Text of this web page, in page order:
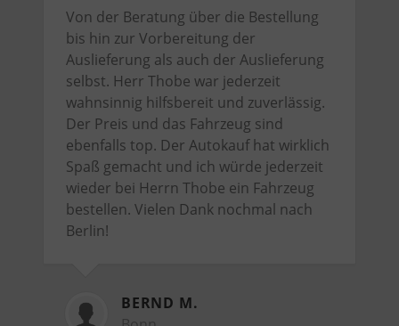
Von der Beratung über die Bestellung
bis hin zur Vorbereitung der
Auslieferung als auch der Auslieferung
selbst. Herr Thobe war jederzeit
wahnsinnig hilfsbereit und zuverlässig.
Der Preis und das Fahrzeug sind
ebenfalls top. Der Autokauf hat wirklich
Spaß gemacht und ich würde jederzeit
wieder bei Herrn Thobe ein Fahrzeug
bestellen. Vielen Dank nochmal nach
Berlin!
BERND M.